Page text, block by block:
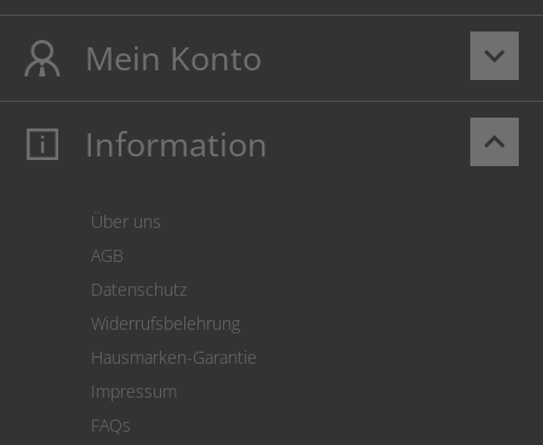
keyboard_arrow_down
Mein Konto
Mein Konto
Cookie Einstellungen
keyboard_arrow_up
Information
Über uns
AGB
Datenschutz
Widerrufsbelehrung
Hausmarken-Garantie
Impressum
FAQs